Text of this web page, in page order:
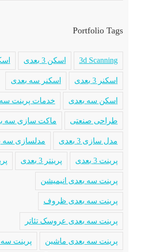
Portfolio Tags
3d Scanning اسکن 3 بعدی
اسکنر 3 بعدی اسکنر سه بعدی
اسکن سه بعدی خدمات پرینت
طراحی صنعتی ماکت سازی سه
مدل سازی 3 بعدی مدلسازی سه
پرینت 3 بعدی پرینتر 3 بعدی
پرینت سه بعدی انیمیشن
پرینت سه بعدی ظروف
پرینت سه بعدی عروسک تئاتر
پرینت سه بعدی ماشین پرینت